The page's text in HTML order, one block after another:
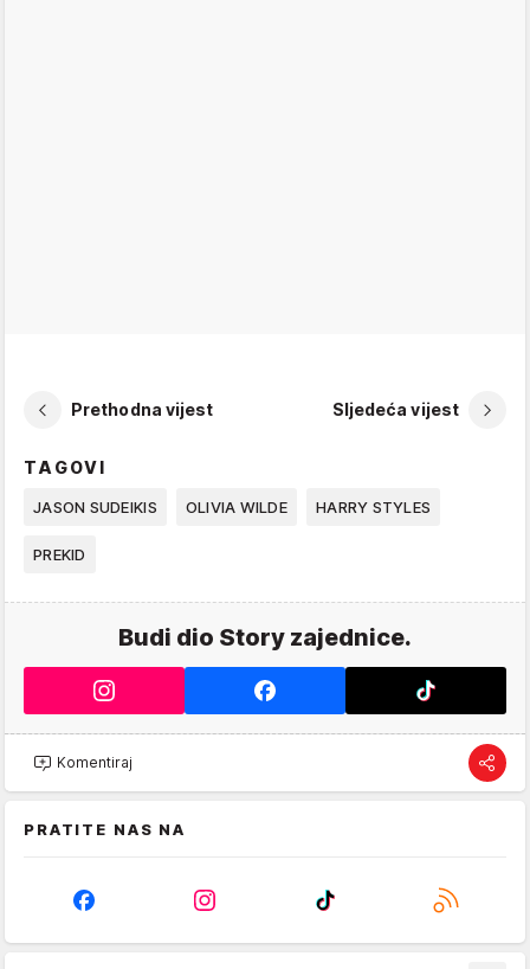
Prethodna vijest Sljedeća vijest
TAGOVI
JASON SUDEIKIS OLIVIA WILDE HARRY STYLES
PREKID
Budi dio Story zajednice.
Komentiraj
PRATITE NAS NA